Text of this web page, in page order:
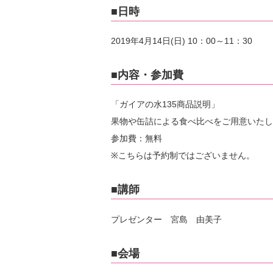
■日時
2019年4月14日(日) 10：00～11：30
■内容・参加費
「ガイアの水135商品説明」
果物や缶詰による食べ比べをご用意いた
参加費：無料
※こちらは予約制ではございません。
■講師
プレゼンター 宮島 由美子
■会場